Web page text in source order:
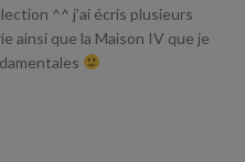
^^ j’ai écris plusieurs
ainsi que la Maison IV que je